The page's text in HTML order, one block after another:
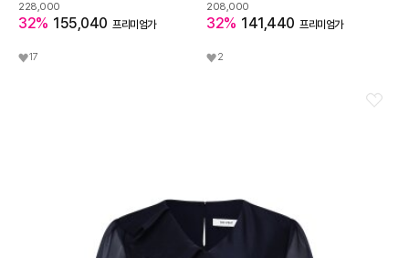
228,000
32% 155,040 프리미엄가
17
208,000
32% 141,440 프리미엄가
2